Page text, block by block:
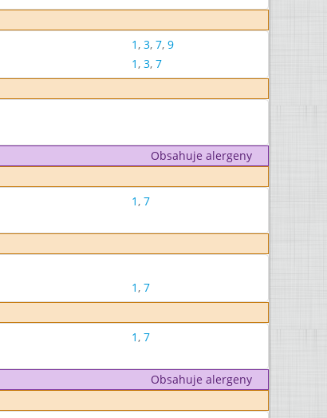
1, 3, 7, 9
1, 3, 7
Obsahuje alergeny
1, 7
1, 7
1, 7
Obsahuje alergeny